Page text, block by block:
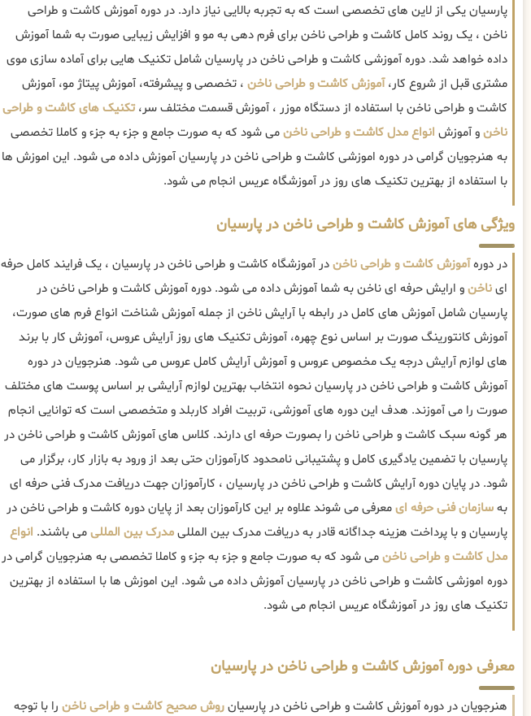
پارسیان یکی از لاین های تخصصی است که به تجربه بالایی نیاز دارد. در دوره آموزش کاشت و طراحی
ناخن ، یک روند کامل کاشت و طراحی ناخن برای فرم دهی به مو و افزایش زیبایی صورت به شما آموزش
داده خواهد شد. دوره آموزشی کاشت و طراحی ناخن در پارسیان شامل تکنیک هایی برای آماده سازی موی
مشتری قبل از شروع کار،آموزش کاشت و طراحی ناخن ، تخصصی و پیشرفته، آموزش پیتاژ مو، آموزش
کاشت و طراحی ناخن با استفاده از دستگاه موزر ، آموزش قسمت مختلف سر،تکنیک های کاشت و طراحی
ناخنو آموزش انواع مدل کاشت و طراحی ناخنمی شود که به صورت جامع و جزء به جزء و کاملا تخصصی
به هنرجویان گرامی در دوره اموزشی کاشت و طراحی ناخن در پارسیان آموزش داده می شود. این اموزش ها
با استفاده از بهترین تکنیک های روز در آموزشگاه عریس انجام می شود.
ویژگی های آموزش کاشت و طراحی ناخن در پارسیان
در دورهآموزش کاشت و طراحی ناخندر آموزشگاه کاشت و طراحی ناخن در پارسیان ، یک فرایند کامل حرفه
ایناخنو ارایش حرفه ای ناخن به شما آموزش داده می شود. دوره آموزش کاشت و طراحی ناخن در
پارسیان شامل آموزش های کامل در رابطه با آرایش ناخن از جمله آموزش شناخت انواع فرم های صورت،
آموزش کانتورینگ صورت بر اساس نوع چهره، آموزش تکنیک های روز آرایش عروس، آموزش کار با برند
های لوازم آرایش درجه یک مخصوص عروس و آموزش آرایش کامل عروس می شود. هنرجویان در دوره
آموزش کاشت و طراحی ناخن در پارسیان نحوه انتخاب بهترین لوازم آرایشی بر اساس پوست های مختلف
صورت را می آموزند. هدف این دوره های آموزشی، تربیت افراد کاربلد و متخصصی است که توانایی انجام
هر گونه سبک کاشت و طراحی ناخن را بصورت حرفه ای دارند. کلاس های آموزش کاشت و طراحی ناخن در
پارسیان با تضمین یادگیری کامل و پشتیبانی نامحدود کارآموزان حتی بعد از ورود به بازار کار، برگزار می
شود. در پایان دوره آرایش کاشت و طراحی ناخن در پارسیان ، کارآموزان جهت دریافت مدرک فنی حرفه ای
بهسازمان فنی حرفه ایمعرفی می شوند علاوه بر این کارآموزان بعد از پایان دوره کاشت و طراحی ناخن در
پارسیان و با پرداخت هزینه جداگانه قادر به دریافت مدرک بین المللیمدرک بین المللیمی باشند. انواع
مدل کاشت و طراحی ناخنمی شود که به صورت جامع و جزء به جزء و کاملا تخصصی به هنرجویان گرامی در
دوره اموزشی کاشت و طراحی ناخن در پارسیان آموزش داده می شود. این اموزش ها با استفاده از بهترین
تکنیک های روز در آموزشگاه عریس انجام می شود.
معرفی دوره آموزش کاشت و طراحی ناخن در پارسیان
هنرجویان در دوره آموزش کاشت و طراحی ناخن در پارسیانروش صحیح کاشت و طراحی ناخن را با توجه